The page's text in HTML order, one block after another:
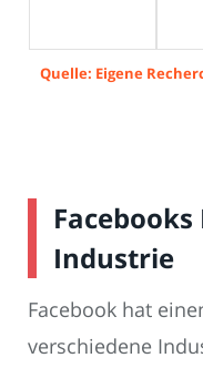
Quelle: Eigene
Industrie
Facebook hat
verschiedene